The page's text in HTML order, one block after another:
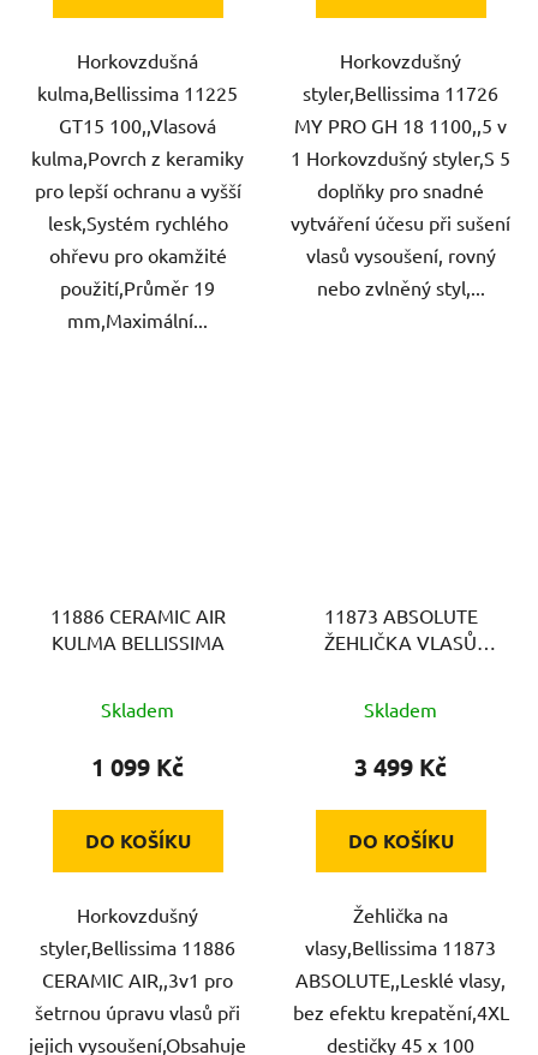
Horkovzdušná
kulma,Bellissima 11225
GT15 100,,Vlasová
kulma,Povrch z keramiky
pro lepší ochranu a vyšší
lesk,Systém rychlého
ohřevu pro okamžité
použití,Průměr 19
mm,Maximální...
Horkovzdušný
styler,Bellissima 11726
MY PRO GH 18 1100,,5 v
1 Horkovzdušný styler,S 5
doplňky pro snadné
vytváření účesu při sušení
vlasů vysoušení, rovný
nebo zvlněný styl,...
11886 CERAMIC AIR
KULMA BELLISSIMA
Skladem
1 099 Kč
DO KOŠÍKU
Horkovzdušný
styler,Bellissima 11886
CERAMIC AIR,,3v1 pro
šetrnou úpravu vlasů při
jejich vysoušení,Obsahuje
11873 ABSOLUTE
ŽEHLIČKA VLASŮ
Skladem
3 499 Kč
DO KOŠÍKU
Žehlička na
vlasy,Bellissima 11873
ABSOLUTE,,Lesklé vlasy,
bez efektu krepatění,4XL
destičky 45 x 100